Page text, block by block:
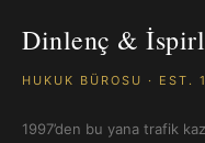
Dinlenç &
HUKUK BÜROSU · EST.
1997’den bu yana trafik